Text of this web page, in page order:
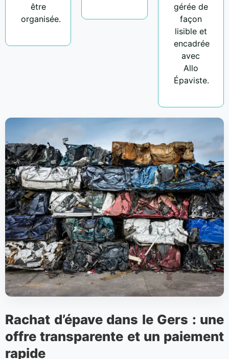
être
organisée.
gérée de
façon
lisible et
encadrée
avec
Allo
Épaviste.
Rachat d’épave dans le Gers : une
offre transparente et un paiement
rapide